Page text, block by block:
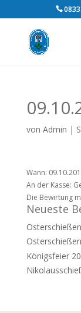
von Admin |
Wann:
An der Kasse:
Die Bewirtung
Neueste
Königsfeier